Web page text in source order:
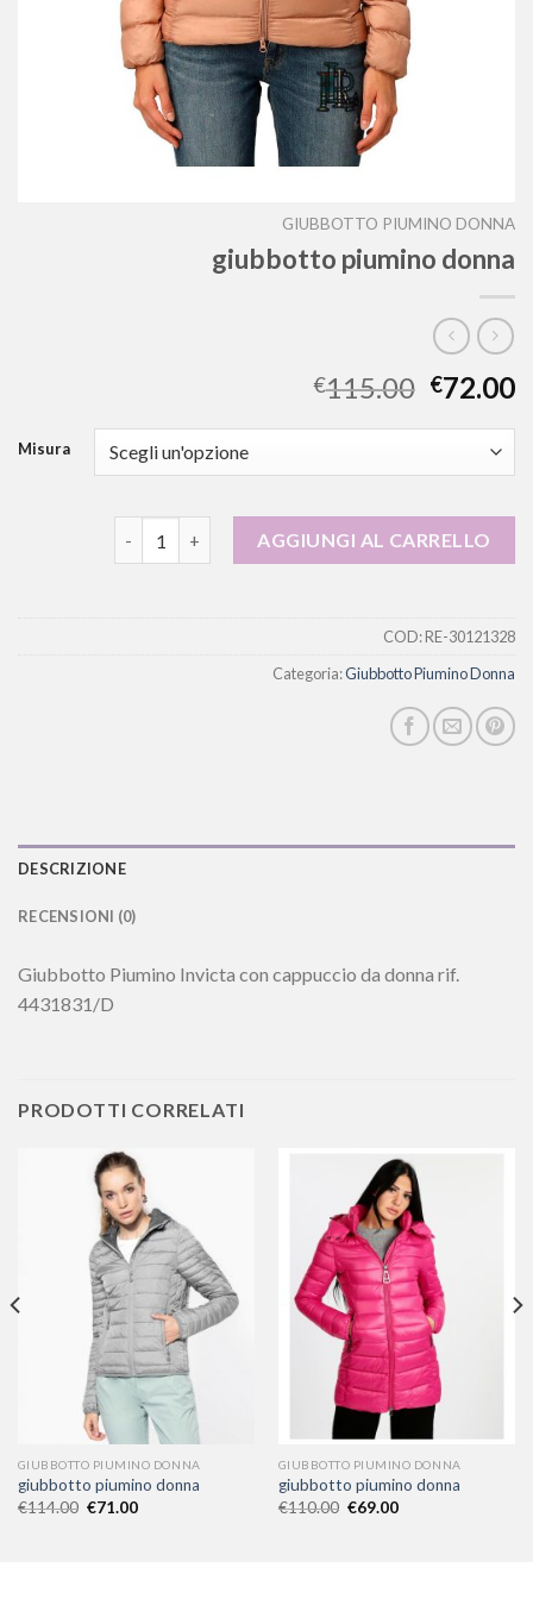
GIUBBOTTO PIUMINO DONNA
giubbotto piumino donna
€115.00 €72.00
Misura
AGGIUNGI AL CARRELLO
COD:RE-30121328
Categoria:Giubbotto Piumino Donna
DESCRIZIONE
RECENSIONI (0)
Giubbotto Piumino Invicta con cappuccio da donna rif.
4431831/D
PRODOTTI CORRELATI
GIUBBOTTO PIUMINO DONNA
giubbotto piumino donna
€114.00 €71.00
GIUBBOTTO PIUMINO DONNA
giubbotto piumino donna
€110.00 €69.00